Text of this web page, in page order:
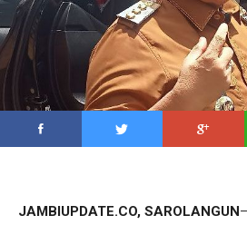
JAMBIUPDATE.CO, SAROLANGUN